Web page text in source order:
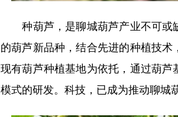
种葫芦，是聊城葫芦产业不可或
的葫芦新品种，结合先进的种植技
现有葫芦种植基地为依托，通过葫
模式的研发。科技，已成为推动聊城